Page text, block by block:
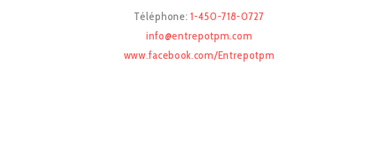
Téléphone:1-450-718-0727
info@entrepotpm.com
www.facebook.com/Entrepotpm